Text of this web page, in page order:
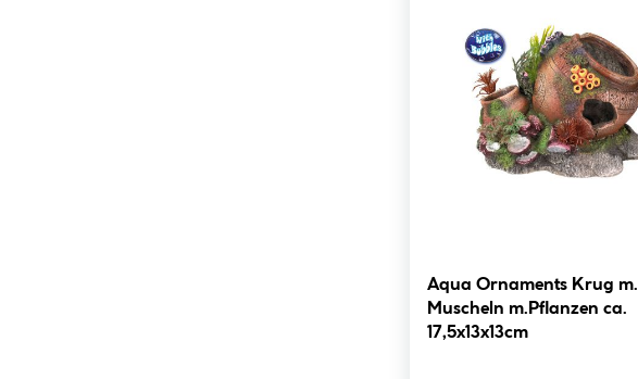
Aqua Ornaments Krug m.
Muscheln m.Pflanzen ca.
17,5x13x13cm